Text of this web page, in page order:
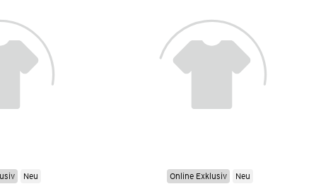
Neu Online Exklusiv Neu